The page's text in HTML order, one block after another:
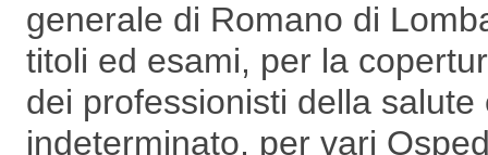
generale di Romano di
titoli ed esami, per la
dei professionisti della
indeterminato, per vari